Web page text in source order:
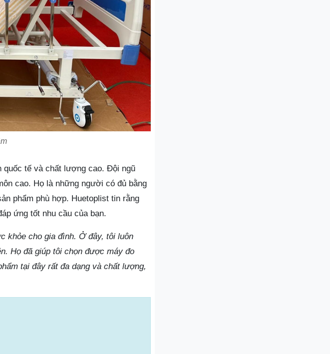
quốc tế và chất lượng cao. Đội ngũ
cao. Họ là những người có đủ bằng
phẩm phù hợp. Huetoplist tin rằng
ứng tốt nhu cầu của bạn.
khỏe cho gia đình. Ở đây, tôi luôn
Họ đã giúp tôi chọn được máy đo
tại đây rất đa dạng và chất lượng,